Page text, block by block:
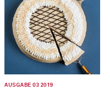
AUSGABE 03 2019